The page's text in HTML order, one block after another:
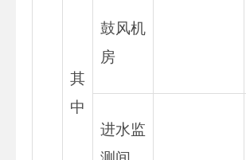
其
中
鼓风机
房
进水监